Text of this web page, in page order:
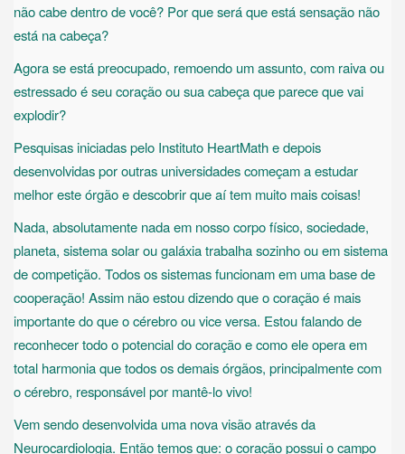
não cabe dentro de você? Por que será que está sensação não
está na cabeça?
Agora se está preocupado, remoendo um assunto, com raiva ou
estressado é seu coração ou sua cabeça que parece que vai
explodir?
Pesquisas iniciadas pelo Instituto HeartMath e depois
desenvolvidas por outras universidades começam a estudar
melhor este órgão e descobrir que aí tem muito mais coisas!
Nada, absolutamente nada em nosso corpo físico, sociedade,
planeta, sistema solar ou galáxia trabalha sozinho ou em sistema
de competição. Todos os sistemas funcionam em uma base de
cooperação! Assim não estou dizendo que o coração é mais
importante do que o cérebro ou vice versa. Estou falando de
reconhecer todo o potencial do coração e como ele opera em
total harmonia que todos os demais órgãos, principalmente com
o cérebro, responsável por mantê-lo vivo!
Vem sendo desenvolvida uma nova visão através da
Neurocardiologia. Então temos que: o coração possui o campo